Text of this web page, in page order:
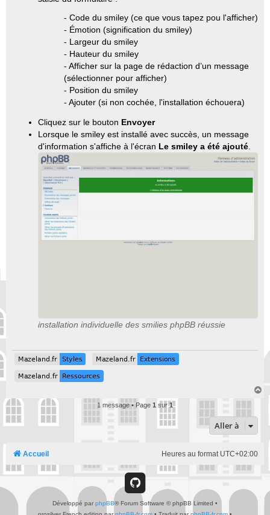
- Code du smiley (ce que vous tapez pou l'afficher)
- Émotion (signification du smiley)
- Largeur du smiley
- Hauteur du smiley
- Afficher sur la page de rédaction d’un message
(sélectionner pour afficher)
- Position du smiley
- Ajouter (si non cochée, l'installation échouera)
Cliquez sur le bouton Envoyer
Lorsque le smiley est installé avec succès, un message
d'information s'affiche à l'écran Le smiley a été ajouté.
installation individuelle des smilies phpBB réussie
Mazeland.fr
Mazeland.fr Styles
Styles Mazeland.fr
Mazeland.fr Extensions
Extensions
Mazeland.fr
Mazeland.fr Ressources
Ressources
1 message • Page 1 sur1
Aller à
Accueil Heures au format UTC+02:00
G
i
Développé par phpBB® Forum Software © phpBB Limited •